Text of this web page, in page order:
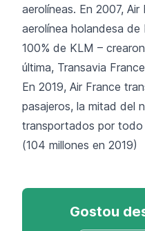
aerolíneas. En 2007,
aerolínea holandesa
100% de KLM –
última, Transavia
En 2019, Air France
pasajeros, la mitad del
transportados por todo
(104 millones en 2019)
Gostou